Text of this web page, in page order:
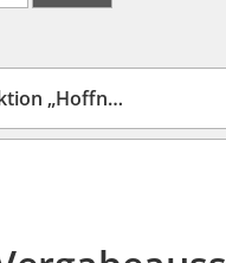
für Osteuropa“